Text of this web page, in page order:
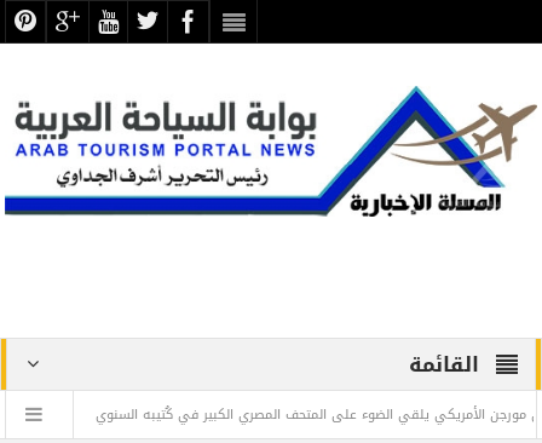
القائمة
يلقي الضوء على المتحف المصري الكبير في كُتيبه السنوي ” ويليام